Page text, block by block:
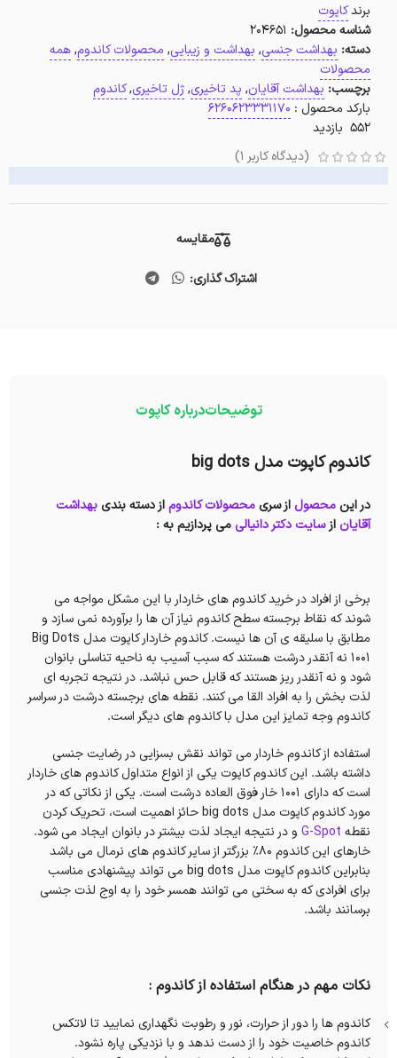
برندکاپوت
شناسه محصول: 204651
دسته: بهداشت جنسی, بهداشت و زیبایی, محصولات کاندوم,همه
محصولات
برچسب: بهداشت آقایان, پد تاخیری,ژل تاخیری,کاندوم
بارکد محصول : 6260623331170
552 بازدید
(دیدگاه کاربر 1
)
مقایسه
اشتراک گذاری:
توضیحاتدرباره کاپوت
کاندوم کاپوت مدل big dots
در این محصول از سری محصولات کاندوماز دسته بندی بهداشت
آقایان ازسایت دکتر دانیالیمی پردازیم به :
برخی از افراد در خرید کاندوم های خاردار با این مشکل مواجه می
شوند که نقاط برجسته سطح کاندوم نیاز آن ها را برآورده نمی سازد و
مطابق با سلیقه ی آن ها نیست. کاندوم خاردار کاپوت مدل Big Dots
1001 نه آنقدر درشت هستند که سبب آسیب به ناحیه تناسلی بانوان
شود و نه آنقدر ریز هستند که قابل حس نباشد. در نتیجه تجربه ای
لذت بخش را به افراد القا می کنند. نقطه های برجسته درشت در سراسر
کاندوم وجه تمایز این مدل با کاندوم های دیگر است.
استفاده از کاندوم خاردار می تواند نقش بسزایی در رضایت جنسی
داشته باشد. این کاندوم کاپوت یکی از انواع متداول کاندوم های خاردار
است که دارای 1001 خار فوق العاده درشت است. یکی از نکاتی که در
مورد کاندوم کاپوت مدل big dots حائز اهمیت است، تحریک کردن
نقطه G-Spot و در نتیجه ایجاد لذت بیشتر در بانوان ایجاد می شود.
خارهای این کاندوم 80% بزرگتر از سایر کاندوم های نرمال می باشد
بنابراین کاندوم کاپوت مدل big dots می تواند پیشنهادی مناسب
برای افرادی که به سختی می توانند همسر خود را به اوج لذت جنسی
برسانند باشد.
نکات مهم در هنگام استفاده از کاندوم :
کاندوم ها را دور از حرارت، نور و رطوبت نگهداری نمایید تا لاتکس
کاندوم خاصیت خود را از دست ندهد و با نزدیکی پاره نشود.